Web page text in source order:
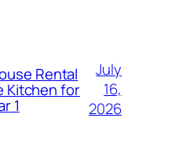
Rental
Kitchen for
1
July
16,
2026